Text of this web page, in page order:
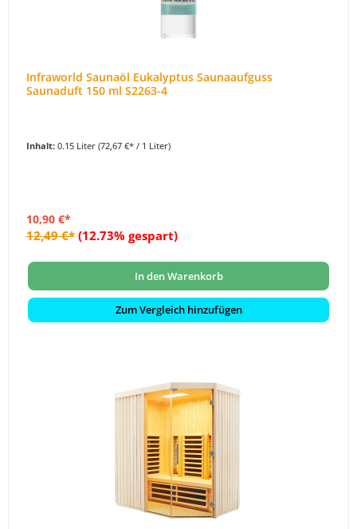
Infraworld Saunaöl Eukalyptus Saunaaufguss
Saunaduft 150 ml S2263-4
Inhalt: 0.15 Liter (72,67 €* / 1 Liter)
10,90 €*
12,49 €* (12.73% gespart)
In den Warenkorb
Zum Vergleich hinzufügen